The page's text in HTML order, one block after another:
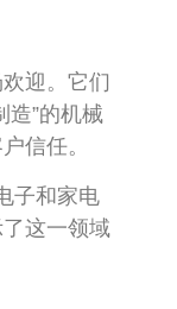
迎。它们
造”的机械
信任。
子和家电
这一领域